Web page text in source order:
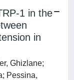
1 in the
in
Ghizlane;
Pessina,